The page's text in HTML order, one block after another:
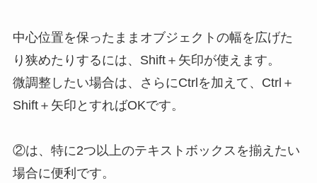
中心位置を保ったままオブジェクトの幅を広げた
り狭めたりするには、Shift＋矢印が使えます。
微調整したい場合は、さらにCtrlを加えて、Ctrl＋
Shift＋矢印とすればOKです。
②は、特に2つ以上のテキストボックスを揃えたい
場合に便利です。